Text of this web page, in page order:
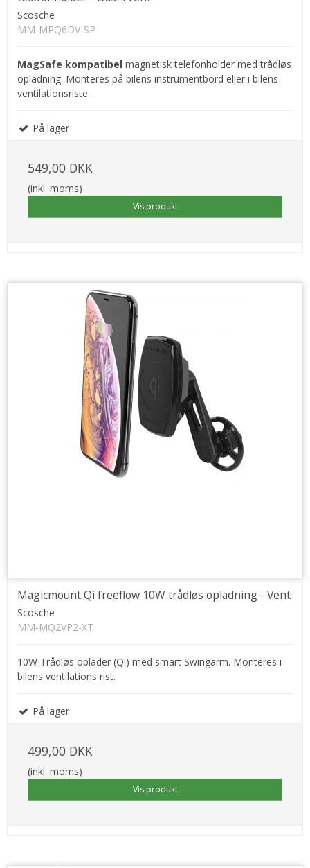
Scosche
MM-MPQ6DV-SP
MagSafe kompatibel magnetisk telefonholder med trådløs
opladning. Monteres på bilens instrumentbord eller i bilens
ventilationsriste.
På lager
549,00 DKK
(inkl. moms)
Vis produkt
Magicmount Qi freeflow 10W trådløs opladning - Vent
Scosche
MM-MQ2VP2-XT
10W Trådløs oplader (Qi) med smart Swingarm. Monteres i
bilens ventilations rist.
På lager
499,00 DKK
(inkl. moms)
Vis produkt